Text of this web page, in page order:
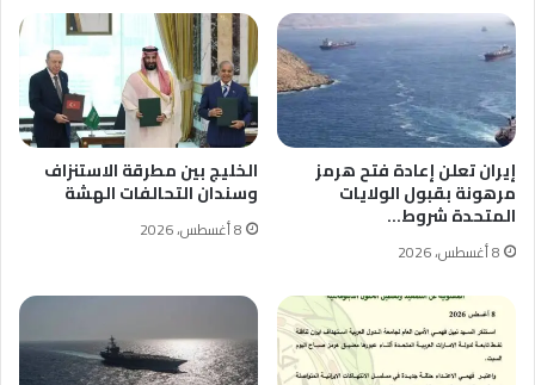
إيران تعلن إعادة فتح هرمز
مرهونة بقبول الولايات
المتحدة شروط…
8 أغسطس، 2026
الخليج بين مطرقة الاستنزاف
وسندان التحالفات الهشة
8 أغسطس، 2026